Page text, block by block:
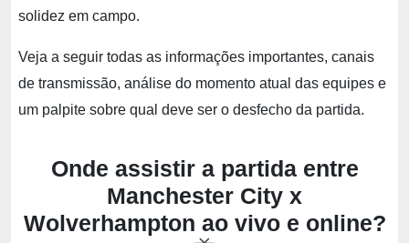
solidez em campo.
Veja a seguir todas as informações importantes, canais
de transmissão, análise do momento atual das equipes e
um palpite sobre qual deve ser o desfecho da partida.
Onde assistir a partida entre
Manchester City x
Wolverhampton ao vivo e online?